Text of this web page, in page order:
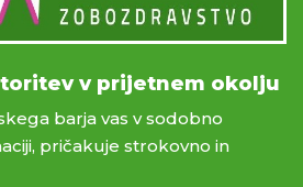
v prijetnem okolju
barja vas v sodobno
pričakuje strokovno in